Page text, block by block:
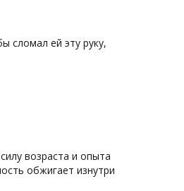
сломал ей эту руку,
возраста и опыта
обжигает изнутри